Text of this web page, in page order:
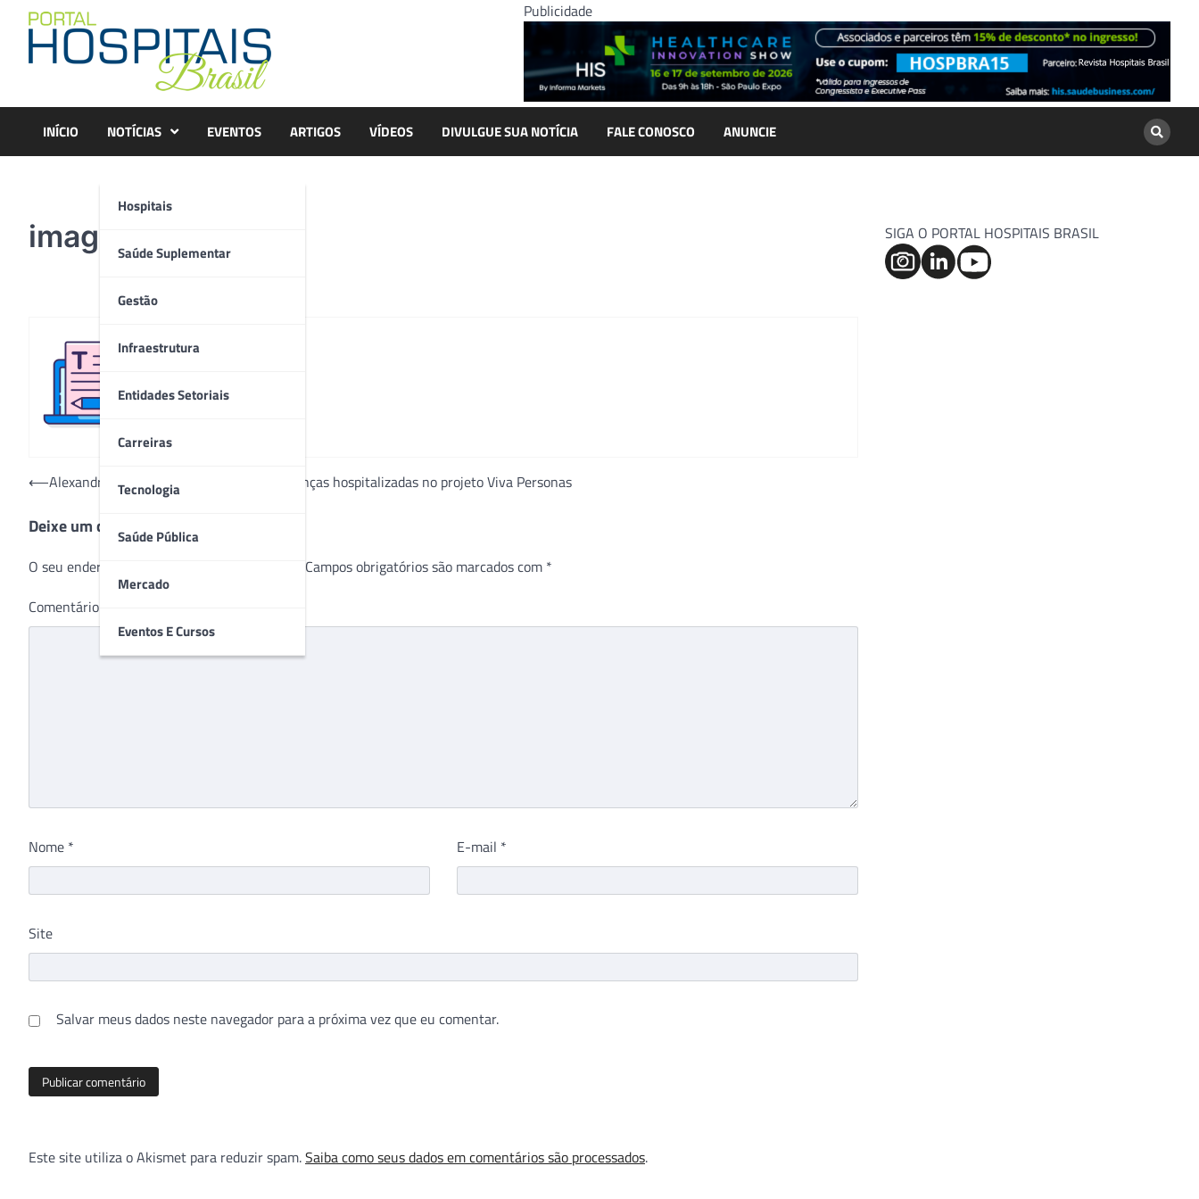
content
Publicidade
INÍCIO NOTÍCIAS
Hospitais
Saúde Suplementar
Gestão
Infraestrutura
Entidades Setoriais
Carreiras
Tecnologia
Saúde Pública
Mercado
Eventos E Cursos
EVENTOS ARTIGOS VÍDEOS DIVULGUE SUA NOTÍCIA FALE CONOSCO ANUNCIE
imagem
Navegação
Post
⟵Alexandra Richter conta história para crianças hospitalizadas no projeto Viva Personas
Deixe um comentário
O seu endereço de e-mail não será publicado. Campos obrigatórios são marcados com *
Comentário
Nome * E-mail *
Site
Salvar meus dados neste navegador para a próxima vez que eu comentar.
Este site utiliza o Akismet para reduzir spam.Saiba como seus dados em comentários são processados.
SIGA O PORTAL HOSPITAIS BRASIL